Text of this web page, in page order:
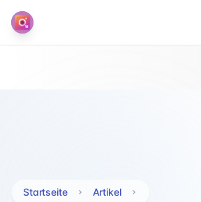
Startseite Artikel